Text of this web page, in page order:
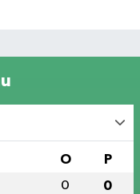
O P
0 0